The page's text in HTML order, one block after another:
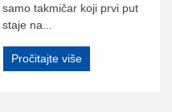
samo takmičar koji prvi put
staje na...
Pročitajte više